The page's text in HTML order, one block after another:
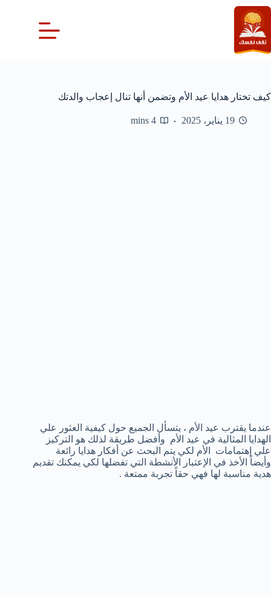
التجاوز
إلى
المحتوى
كيف تختار هدايا عيد الأم وتضمن أنها تنال إعجاب والدتك
19 يناير، 2025 4 mins
عندما يقترب عيد الأم ، يتسأل الجميع حول كيفية العثور علي
الهدايا المثالية في عيد الأم وأفضل طريقة لذلك هو التركيز
علي إهتمامات الأم لكي يتم البحث عن أفكار هدايا رائعة
وأيضاً الأخذ في الإعتبار الأنشطة التي تفضلها لكي يمكنك تقديم
هدية مناسبة لها فهي حقاً تجربة ممتعة .